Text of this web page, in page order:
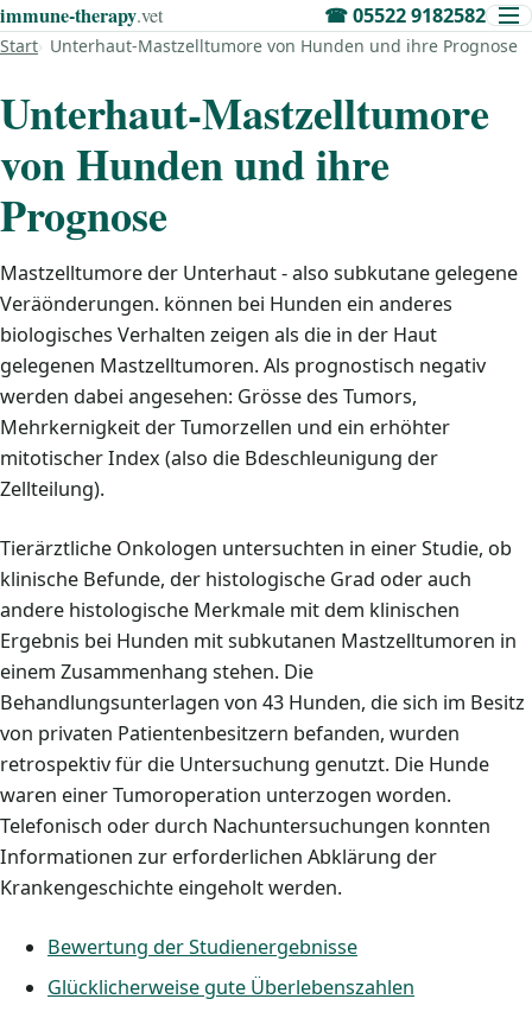
immune‑therapy.vet ☎05522 9182582
Start Unterhaut-Mastzelltumore von Hunden und ihre Prognose
Unterhaut-Mastzelltumore
von Hunden und ihre
Prognose
Mastzelltumore der Unterhaut - also subkutane gelegene
Veräönderungen. können bei Hunden ein anderes
biologisches Verhalten zeigen als die in der Haut
gelegenen Mastzelltumoren. Als prognostisch negativ
werden dabei angesehen: Grösse des Tumors,
Mehrkernigkeit der Tumorzellen und ein erhöhter
mitotischer Index (also die Bdeschleunigung der
Zellteilung).
Tierärztliche Onkologen untersuchten in einer Studie, ob
klinische Befunde, der histologische Grad oder auch
andere histologische Merkmale mit dem klinischen
Ergebnis bei Hunden mit subkutanen Mastzelltumoren in
einem Zusammenhang stehen. Die
Behandlungsunterlagen von 43 Hunden, die sich im Besitz
von privaten Patientenbesitzern befanden, wurden
retrospektiv für die Untersuchung genutzt. Die Hunde
waren einer Tumoroperation unterzogen worden.
Telefonisch oder durch Nachuntersuchungen konnten
Informationen zur erforderlichen Abklärung der
Krankengeschichte eingeholt werden.
Bewertung der Studienergebnisse
Glücklicherweise gute Überlebenszahlen